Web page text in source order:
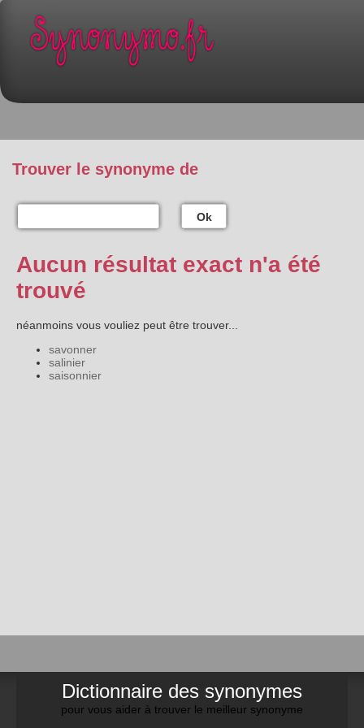
Trouver le synonyme de
Ok
Aucun résultat exact n'a été
trouvé
néanmoins vous vouliez peut être trouver...
savonner
salinier
saisonnier
Dictionnaire des synonymes
pour vous aider à trouver le meilleur synonyme